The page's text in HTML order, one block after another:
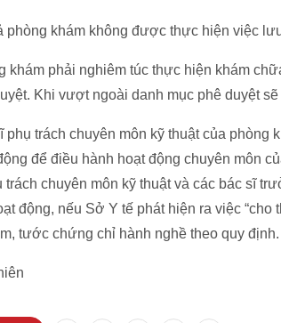
phòng khám không được thực hiện việc
khám phải nghiêm túc thực hiện khám
Khi vượt ngoài danh mục phê duyệt
phụ trách chuyên môn kỹ thuật của phòng
để điều hành hoạt động chuyên môn
trách chuyên môn kỹ thuật và các bác sĩ
động, nếu Sở Y tế phát hiện ra việc
tước chứng chỉ hành nghề theo quy định.